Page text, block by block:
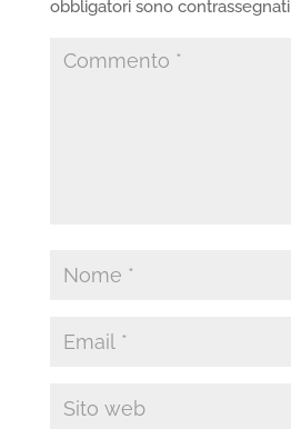
obbligatori sono contrassegnati